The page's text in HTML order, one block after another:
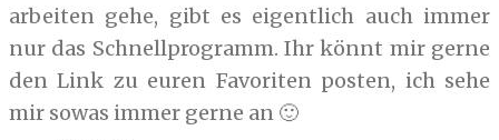
arbeiten gehe, gibt es eigentlich auch immer
nur das Schnellprogramm. Ihr könnt mir gerne
den Link zu euren Favoriten posten, ich sehe
mir sowas immer gerne an 🙂